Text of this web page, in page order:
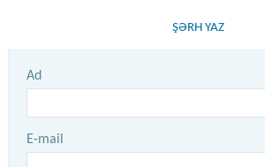
ŞƏRH YAZ
Ad
E-mail